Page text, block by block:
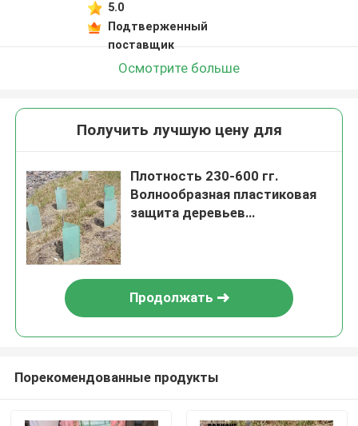
5.0
Подтверженный
поставщик
Осмотрите больше
Получить лучшую цену для
Плотность 230-600 гг.
Волнообразная пластиковая
защита деревьев
Продолжать
Порекомендованные продукты